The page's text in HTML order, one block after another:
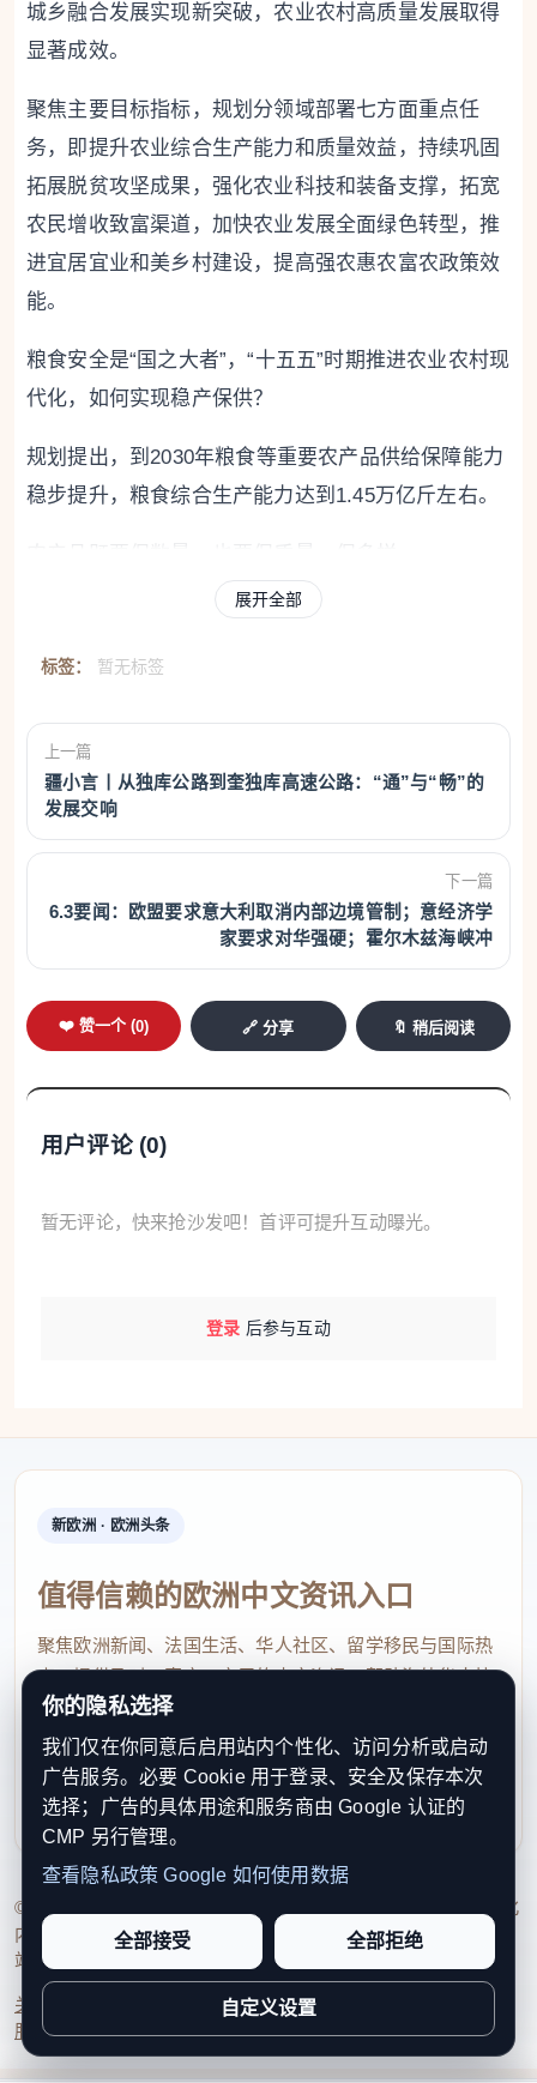
城乡融合发展实现新突破，农业农村高质量发展取得
显著成效。
聚焦主要目标指标，规划分领域部署七方面重点任
务，即提升农业综合生产能力和质量效益，持续巩固
拓展脱贫攻坚成果，强化农业科技和装备支撑，拓宽
农民增收致富渠道，加快农业发展全面绿色转型，推
进宜居宜业和美乡村建设，提高强农惠农富农政策效
能。
粮食安全是“国之大者”，“十五五”时期推进农业农村现
代化，如何实现稳产保供？
规划提出，到2030年粮食等重要农产品供给保障能力
稳步提升，粮食综合生产能力达到1.45万亿斤左右。
“在确保粮食等重要农产品稳定安全供给的基础上，更
加注重农业质量效益提升。”农业农村部相关负责人表
加营养、健康、风味农产品供给，更好满足特色改善
型需求，促进农产品供需适配、结构优化、优质优
价。
规划创新实施大食物开发工程，推动构建多元化食物
供给体系，满足人民群众食物消费和营养健康需求。
南京农业大学金善宝农业现代化发展研究院研究员仇
童伟表示，要在确保粮食供给的同时，拓展食物直接
和间接来源，挖掘新型食品资源，保障各类食物有效
农业的出路在现代化，农业现代化的关键在科技进步
新质生产力摆在更加突出的战略位置，首次提出培育
针对农业科技发展，规划提出到2030年，农业科技进
规划着力推动智能设计育种、新能源农机、农业低空
经济、农业生物制造、新型食品等更多先导性产业规
模化发展，有针对性谋划实施农机装备高质量发展、
农业生物制造提升、“人工智能+农业”等行动，支撑农
业新质生产力发展。
农业农村部相关负责人表示，规划注重政策支持保
障，创新提出落实鼓励科技创新税收政策；落实涉农
农首版次应用政策等。
此外，规划从农民群众急难愁盼出发，着力解决乡村
建设欠账较多问题，创新提出实施农村现代生活条件
展开全部
标签： 暂无标签
上一篇
疆小言丨从独库公路到奎独库高速公路：“通”与“畅”的
发展交响
下一篇
6.3要闻：欧盟要求意大利取消内部边境管制；意经济学
家要求对华强硬；霍尔木兹海峡冲
❤️ 赞一个 (0) 🔗 分享 🔖 稍后阅读
用户评论 (0)
暂无评论，快来抢沙发吧！首评可提升互动曝光。
登录 后参与互动
新欧洲 · 欧洲头条
值得信赖的欧洲中文资讯入口
聚焦欧洲新闻、法国生活、华人社区、留学移民与国际热
点，提供及时、真实、实用的中文资讯，帮助海外华人快
速了解欧洲动态。
contact@xinouzhou.com
服务支持、版权与合作：工作日优先处理站务、投稿与权
利通知
© 2026 新欧洲·欧洲头条. All Rights Reserved. 本网站持续优化
内容透明度、联系方式与用户权利说明，以提升品牌信任感和
站点完整度。
关于我们 编辑规范日期归档隐私政策
服务条款联系我们
你的隐私选择
我们仅在你同意后启用站内个性化、访问分析或启动
广告服务。必要 Cookie 用于登录、安全及保存本次
选择；广告的具体用途和服务商由 Google 认证的
CMP 另行管理。
查看隐私政策 Google 如何使用数据
全部接受 全部拒绝
自定义设置